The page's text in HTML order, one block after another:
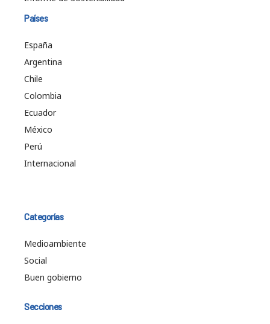
Países
España
Argentina
Chile
Colombia
Ecuador
México
Perú
Internacional
Categorías
Medioambiente
Social
Buen gobierno
Secciones